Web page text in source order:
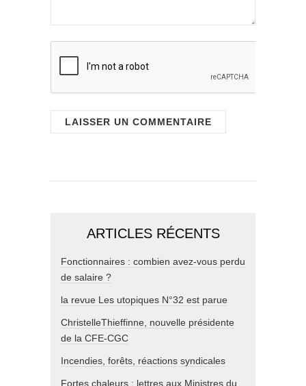
ARTICLES RÉCENTS
Fonctionnaires : combien avez-vous perdu
de salaire ?
la revue Les utopiques N°32 est parue
ChristelleThieffinne, nouvelle présidente
de la CFE-CGC
Incendies, forêts, réactions syndicales
Fortes chaleurs : lettres aux Ministres du